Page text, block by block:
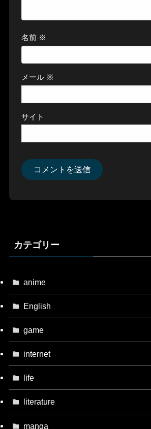
名前 ※
メール ※
サイト
カテゴリー
anime
English
game
internet
life
literature
manga